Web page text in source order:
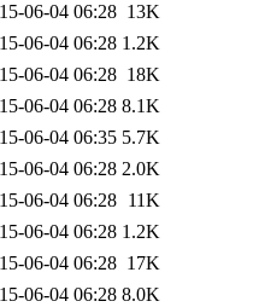
06-04 06:28 13K
06-04 06:28 1.2K
06-04 06:28 18K
06-04 06:28 8.1K
06-04 06:35 5.7K
06-04 06:28 2.0K
06-04 06:28 11K
06-04 06:28 1.2K
06-04 06:28 17K
06-04 06:28 8.0K